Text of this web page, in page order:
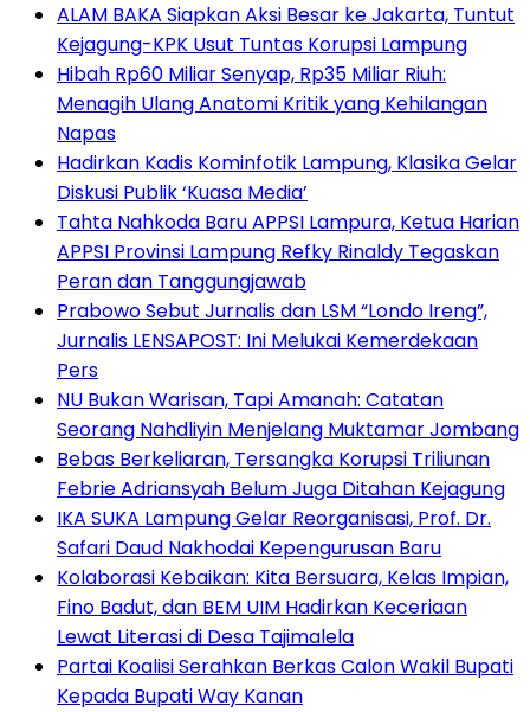
ALAM BAKA Siapkan Aksi Besar ke Jakarta, Tuntut
Kejagung-KPK Usut Tuntas Korupsi Lampung
Hibah Rp60 Miliar Senyap, Rp35 Miliar Riuh:
Menagih Ulang Anatomi Kritik yang Kehilangan
Napas
Hadirkan Kadis Kominfotik Lampung, Klasika Gelar
Diskusi Publik ‘Kuasa Media’
Tahta Nahkoda Baru APPSI Lampura, Ketua Harian
APPSI Provinsi Lampung Refky Rinaldy Tegaskan
Peran dan Tanggungjawab
Prabowo Sebut Jurnalis dan LSM “Londo Ireng”,
Jurnalis LENSAPOST: Ini Melukai Kemerdekaan
Pers
NU Bukan Warisan, Tapi Amanah: Catatan
Seorang Nahdliyin Menjelang Muktamar Jombang
Bebas Berkeliaran, Tersangka Korupsi Triliunan
Febrie Adriansyah Belum Juga Ditahan Kejagung
IKA SUKA Lampung Gelar Reorganisasi, Prof. Dr.
Safari Daud Nakhodai Kepengurusan Baru
Kolaborasi Kebaikan: Kita Bersuara, Kelas Impian,
Fino Badut, dan BEM UIM Hadirkan Keceriaan
Lewat Literasi di Desa Tajimalela
Partai Koalisi Serahkan Berkas Calon Wakil Bupati
Kepada Bupati Way Kanan